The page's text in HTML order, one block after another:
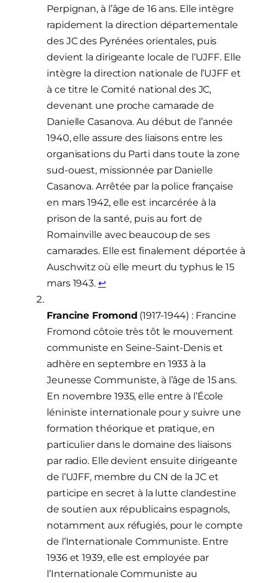
Perpignan, à l’âge de 16 ans. Elle intègre
rapidement la direction départementale
des JC des Pyrénées orientales, puis
devient la dirigeante locale de l’UJFF. Elle
intègre la direction nationale de l’UJFF et
à ce titre le Comité national des JC,
devenant une proche camarade de
Danielle Casanova. Au début de l’année
1940, elle assure des liaisons entre les
organisations du Parti dans toute la zone
sud-ouest, missionnée par Danielle
Casanova. Arrêtée par la police française
en mars 1942, elle est incarcérée à la
prison de la santé, puis au fort de
Romainville avec beaucoup de ses
camarades. Elle est finalement déportée à
Auschwitz où elle meurt du typhus le 15
mars 1943. ↩︎
Francine Fromond (1917-1944) : Francine
Fromond côtoie très tôt le mouvement
communiste en Seine-Saint-Denis et
adhère en septembre en 1933 à la
Jeunesse Communiste, à l’âge de 15 ans.
En novembre 1935, elle entre à l’École
léniniste internationale pour y suivre une
formation théorique et pratique, en
particulier dans le domaine des liaisons
par radio. Elle devient ensuite dirigeante
de l’UJFF, membre du CN de la JC et
participe en secret à la lutte clandestine
de soutien aux républicains espagnols,
notamment aux réfugiés, pour le compte
de l’Internationale Communiste. Entre
1936 et 1939, elle est employée par
l’Internationale Communiste au